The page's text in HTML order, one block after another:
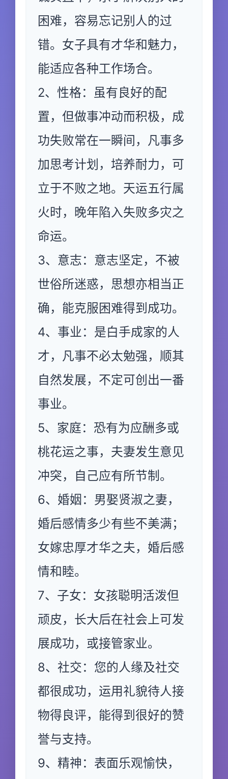
困难，容易忘记别人的过
错。女子具有才华和魅力，
能适应各种工作场合。
2、性格：虽有良好的配
置，但做事冲动而积极，成
功失败常在一瞬间，凡事多
加思考计划，培养耐力，可
立于不败之地。天运五行属
火时，晚年陷入失败多灾之
命运。
3、意志：意志坚定，不被
世俗所迷惑，思想亦相当正
确，能克服困难得到成功。
4、事业：是白手成家的人
才，凡事不必太勉强，顺其
自然发展，不定可创出一番
事业。
5、家庭：恐有为应酬多或
桃花运之事，夫妻发生意见
冲突，自己应有所节制。
6、婚姻：男娶贤淑之妻，
婚后感情多少有些不美满；
女嫁忠厚才华之夫，婚后感
情和睦。
7、子女：女孩聪明活泼但
顽皮，长大后在社会上可发
展成功，或接管家业。
8、社交：您的人缘及社交
都很成功，运用礼貌待人接
物得良评，能得到很好的赞
誉与支持。
9、精神：表面乐观愉快，